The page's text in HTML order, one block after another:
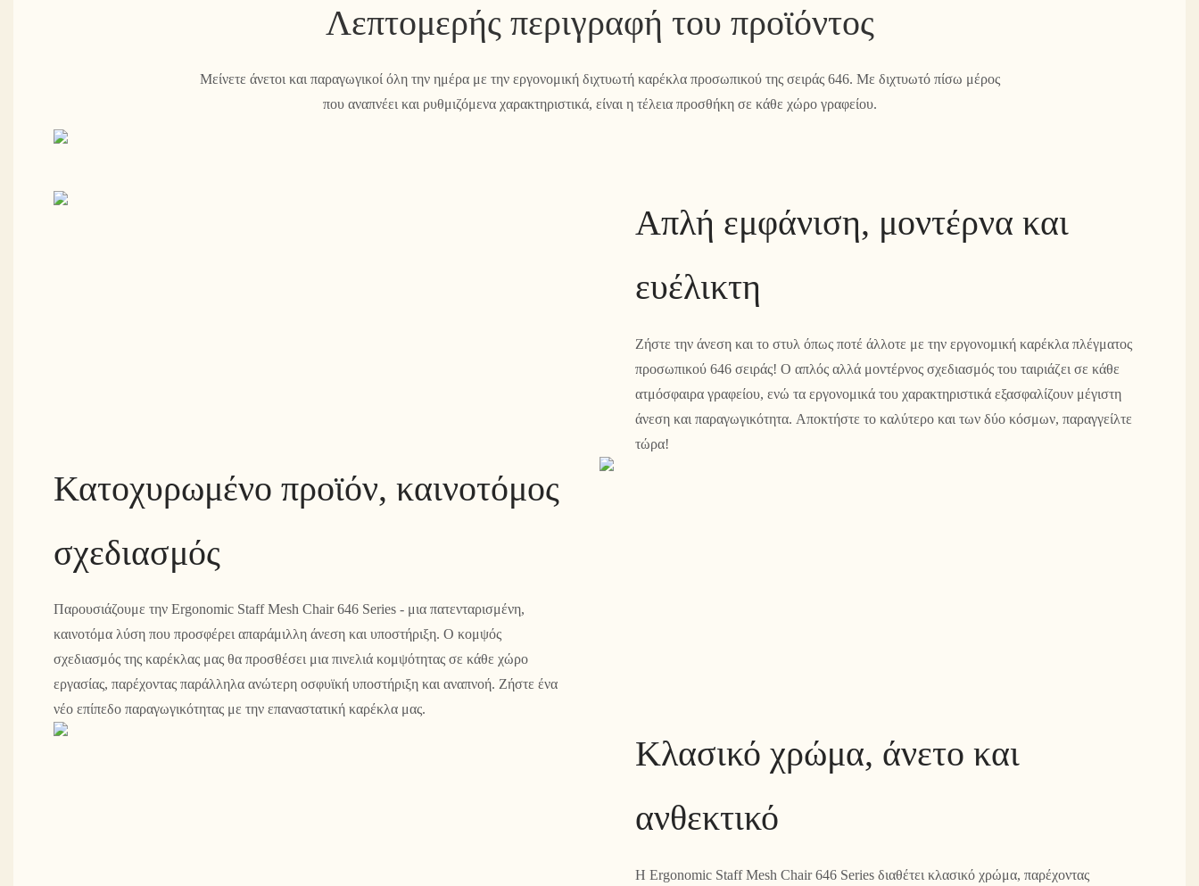
Λεπτομερής περιγραφή του προϊόντος
Μείνετε άνετοι και παραγωγικοί όλη την ημέρα με την εργονομική διχτυωτή καρέκλα προσωπικού της σειράς 646. Με διχτυωτό πίσω μέρος
που αναπνέει και ρυθμιζόμενα χαρακτηριστικά, είναι η τέλεια προσθήκη σε κάθε χώρο γραφείου.
Απλή εμφάνιση, μοντέρνα και
ευέλικτη
Ζήστε την άνεση και το στυλ όπως ποτέ άλλοτε με την εργονομική καρέκλα πλέγματος
προσωπικού 646 σειράς! Ο απλός αλλά μοντέρνος σχεδιασμός του ταιριάζει σε κάθε
ατμόσφαιρα γραφείου, ενώ τα εργονομικά του χαρακτηριστικά εξασφαλίζουν μέγιστη
άνεση και παραγωγικότητα. Αποκτήστε το καλύτερο και των δύο κόσμων, παραγγείλτε
τώρα!
Κατοχυρωμένο προϊόν, καινοτόμος
σχεδιασμός
Παρουσιάζουμε την Ergonomic Staff Mesh Chair 646 Series - μια πατενταρισμένη,
καινοτόμα λύση που προσφέρει απαράμιλλη άνεση και υποστήριξη. Ο κομψός
σχεδιασμός της καρέκλας μας θα προσθέσει μια πινελιά κομψότητας σε κάθε χώρο
εργασίας, παρέχοντας παράλληλα ανώτερη οσφυϊκή υποστήριξη και αναπνοή. Ζήστε ένα
νέο επίπεδο παραγωγικότητας με την επαναστατική καρέκλα μας.
Κλασικό χρώμα, άνετο και
ανθεκτικό
Η Ergonomic Staff Mesh Chair 646 Series διαθέτει κλασικό χρώμα, παρέχοντας